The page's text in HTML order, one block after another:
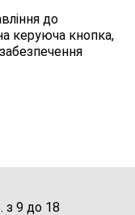
до
керуюча кнопка,
з 9 до 18